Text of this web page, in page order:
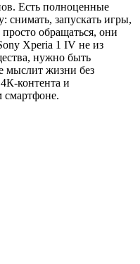
Есть полноценные
снимать, запускать игры,
обращаться, они
Xperia 1 IV не из
нужно быть
мыслит жизни без
контента и
смартфоне.